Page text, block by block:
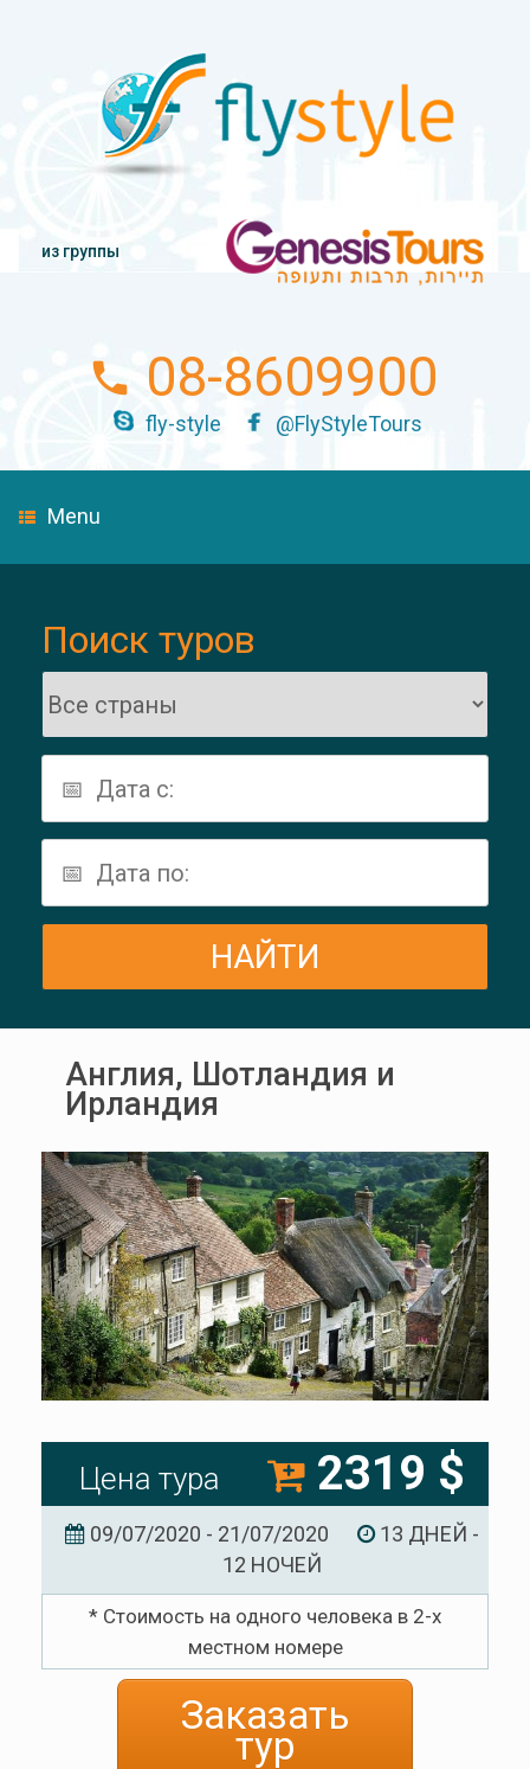
из группы
08-8609900
fly-style @FlyStyleTours
Menu
Поиск туров
Англия, Шотландия и
Ирландия
Цена тура 2319 $
09/07/2020 - 21/07/2020
13 ДНЕЙ -
12 НОЧЕЙ
* Стоимость на одного человека в 2-х
местном номере
Заказать
тур